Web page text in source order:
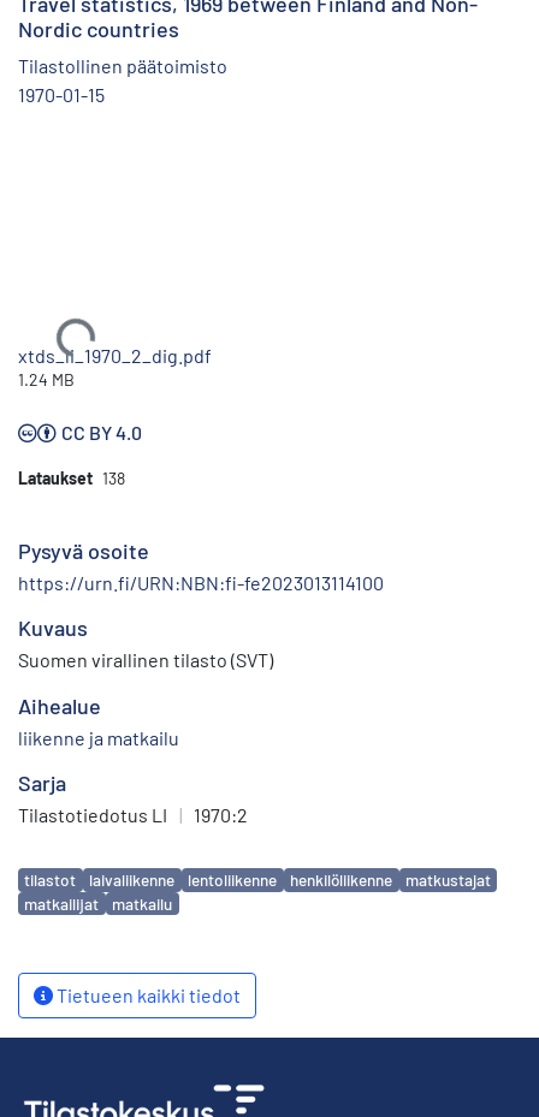
Nordic countries
Tilastollinen päätoimisto
1970-01-15
Ladataan...
xtds_li_1970_2_dig.pdf
1.24 MB
CC BY 4.0
Lataukset 138
Pysyvä osoite
https://urn.fi/URN:NBN:fi-fe2023013114100
Kuvaus
Suomen virallinen tilasto (SVT)
Aihealue
liikenne ja matkailu
Sarja
Tilastotiedotus LI | 1970:2
Avainsanat
tilastot laivaliikenne lentoliikenne henkilöliikenne
matkustajat
matkailijat
matkailu
Tietueen kaikki tiedot